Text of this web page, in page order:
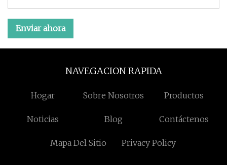
Enviar ahora
NAVEGACION RAPIDA
Hogar Sobre Nosotros Productos
Noticias Blog Contáctenos
Mapa Del Sitio Privacy Policy